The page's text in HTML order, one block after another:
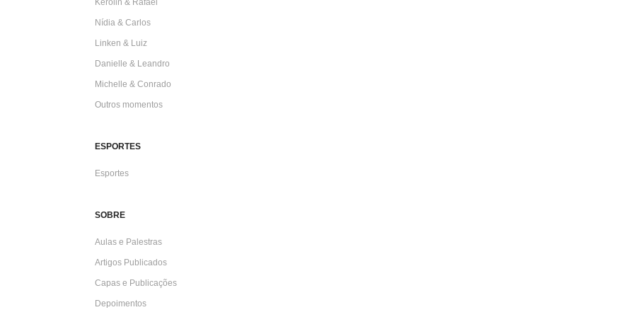
Kerolin & Rafael
Nídia & Carlos
Linken & Luiz
Danielle & Leandro
Michelle & Conrado
Outros momentos
ESPORTES
Esportes
SOBRE
Aulas e Palestras
Artigos Publicados
Capas e Publicações
Depoimentos